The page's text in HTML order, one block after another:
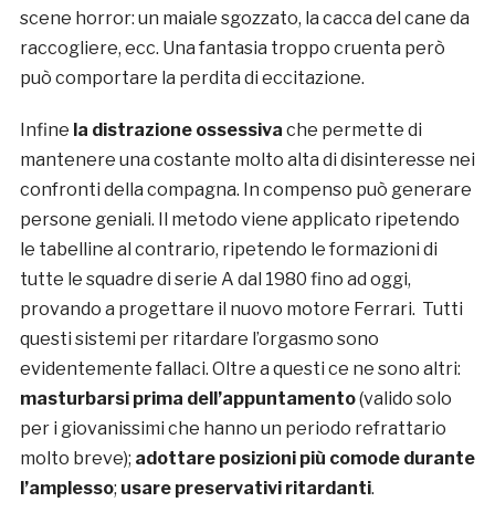
scene horror: un maiale sgozzato, la cacca del cane da
raccogliere, ecc. Una fantasia troppo cruenta però
può comportare la perdita di eccitazione.
Infine la distrazione ossessiva che permette di
mantenere una costante molto alta di disinteresse nei
confronti della compagna. In compenso può generare
persone geniali. Il metodo viene applicato ripetendo
le tabelline al contrario, ripetendo le formazioni di
tutte le squadre di serie A dal 1980 fino ad oggi,
provando a progettare il nuovo motore Ferrari. Tutti
questi sistemi per ritardare l’orgasmo sono
evidentemente fallaci. Oltre a questi ce ne sono altri:
masturbarsi prima dell’appuntamento(valido solo
per i giovanissimi che hanno un periodo refrattario
molto breve); adottare posizioni più comode durante
l’amplesso; usare preservativi ritardanti.